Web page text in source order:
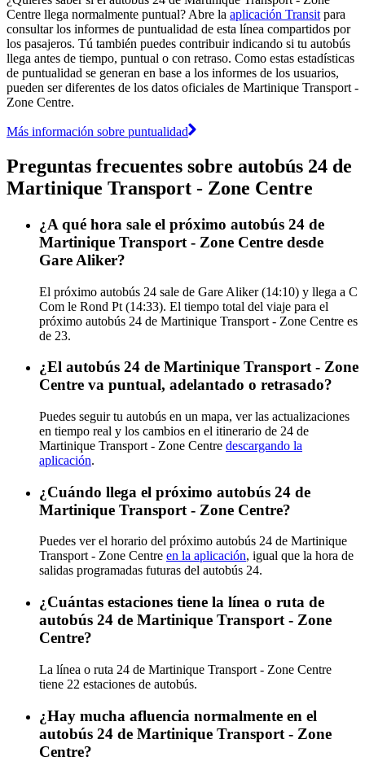
Centre llega normalmente puntual? Abre la aplicación Transit para
consultar los informes de puntualidad de esta línea compartidos por
los pasajeros. Tú también puedes contribuir indicando si tu autobús
llega antes de tiempo, puntual o con retraso. Como estas estadísticas
de puntualidad se generan en base a los informes de los usuarios,
pueden ser diferentes de los datos oficiales de Martinique Transport -
Zone Centre.
Más información sobre puntualidad
Preguntas frecuentes sobre autobús 24 de
Martinique Transport - Zone Centre
¿A qué hora sale el próximo autobús 24 de
Martinique Transport - Zone Centre desde
Gare Aliker?
El próximo autobús 24 sale de Gare Aliker (14:10) y llega a C
Com le Rond Pt (14:33). El tiempo total del viaje para el
próximo autobús 24 de Martinique Transport - Zone Centre es
de 23.
¿El autobús 24 de Martinique Transport - Zone
Centre va puntual, adelantado o retrasado?
Puedes seguir tu autobús en un mapa, ver las actualizaciones
en tiempo real y los cambios en el itinerario de 24 de
Martinique Transport - Zone Centre descargando la
aplicación.
¿Cuándo llega el próximo autobús 24 de
Martinique Transport - Zone Centre?
Puedes ver el horario del próximo autobús 24 de Martinique
Transport - Zone Centre en la aplicación, igual que la hora de
salidas programadas futuras del autobús 24.
¿Cuántas estaciones tiene la línea o ruta de
autobús 24 de Martinique Transport - Zone
Centre?
La línea o ruta 24 de Martinique Transport - Zone Centre
tiene 22 estaciones de autobús.
¿Hay mucha afluencia normalmente en el
autobús 24 de Martinique Transport - Zone
Centre?